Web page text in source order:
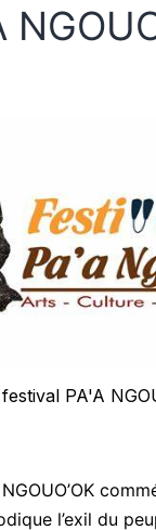
PA'A
NGOUO’OK
l’exil du